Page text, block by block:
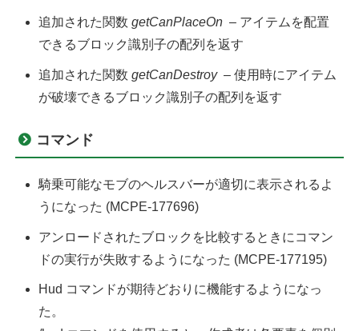
追加された関数getCanPlaceOn – アイテムを配置
できるブロック識別子の配列を返す
追加された関数getCanDestroy – 使用時にアイテム
が破壊できるブロック識別子の配列を返す
コマンド
騎乗可能なモブのヘルスバーが適切に表示されるよ
うになった (MCPE-177696)
アンロードされたブロックを比較するときにコマン
ドの実行が失敗するようになった (MCPE-177195)
Hud コマンドが期待どおりに機能するようになっ
た。